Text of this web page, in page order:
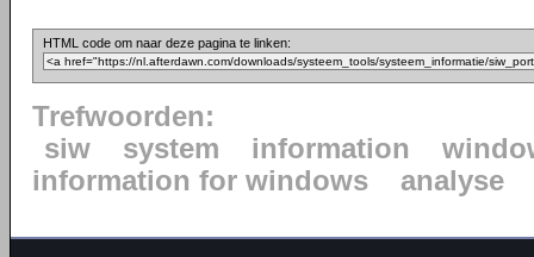
HTML code om naar deze pagina te linken:
Trefwoorden:
siw
system information
information for windows
analyse